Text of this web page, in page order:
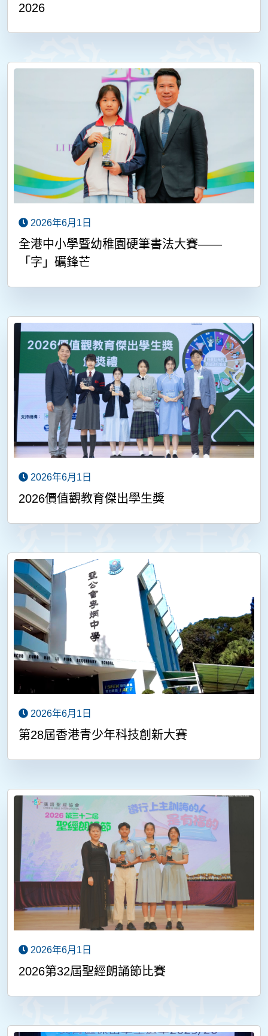
2026
2026年6月1日
全港中小學暨幼稚園硬筆書法大賽——
「字」礪鋒芒
2026年6月1日
2026價值觀教育傑出學生獎
2026年6月1日
第28屆香港青少年科技創新大賽
2026年6月1日
2026第32屆聖經朗誦節比賽